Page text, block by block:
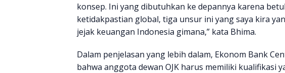
konsep. Ini yang dibutuhkan ke depannya karena
ketidakpastian global, tiga unsur ini yang saya kira
jejak keuangan Indonesia gimana,” kata Bhima.
Dalam penjelasan yang lebih dalam, Ekonom Bank
bahwa anggota dewan OJK harus memiliki kualifikasi